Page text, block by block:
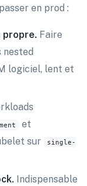
en prod :
propre. Faire
nested
logiciel, lent et
et
sur single-
Indispensable